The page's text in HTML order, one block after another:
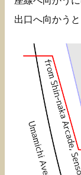
出口へ向かうと